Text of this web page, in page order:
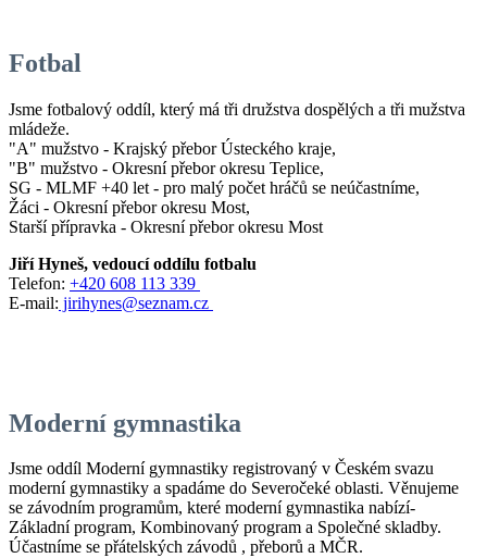
Fotbal
Jsme fotbalový oddíl, který má tři družstva dospělých a tři mužstva
mládeže.
"A" mužstvo - Krajský přebor Ústeckého kraje,
"B" mužstvo - Okresní přebor okresu Teplice,
SG - MLMF +40 let - pro malý počet hráčů se neúčastníme,
Žáci - Okresní přebor okresu Most,
Starší přípravka - Okresní přebor okresu Most
Jiří Hyneš, vedoucí oddílu fotbalu
Telefon: +420 608 113 339
E-mail: jirihynes@seznam.cz
Moderní gymnastika
Jsme oddíl Moderní gymnastiky registrovaný v Českém svazu
moderní gymnastiky a spadáme do Severočeké oblasti. Věnujeme
se závodním programům, které moderní gymnastika nabízí-
Základní program, Kombinovaný program a Společné skladby.
Účastníme se přátelských závodů , přeborů a MČR.